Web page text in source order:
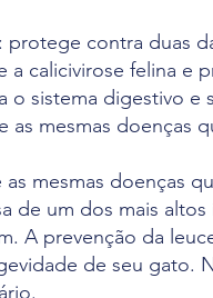
protege contra duas
a calicivirose felina e
o sistema digestivo e
as mesmas doenças
mesmas doenças
de um dos mais
A prevenção da
de seu gato.